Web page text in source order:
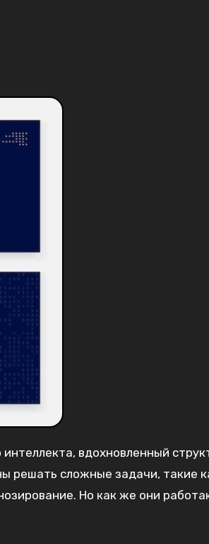
вдохновленный
решать сложные задачи‚ такие
Но как же они